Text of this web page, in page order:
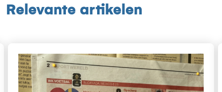
Relevante artikelen